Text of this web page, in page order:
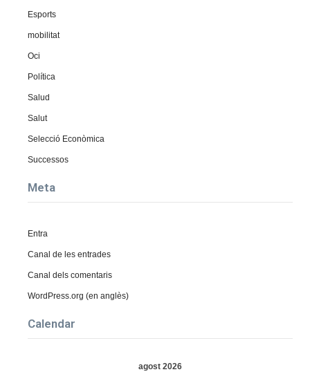
Esports
mobilitat
Oci
Política
Salud
Salut
Selecció Econòmica
Successos
Meta
Entra
Canal de les entrades
Canal dels comentaris
WordPress.org (en anglès)
Calendar
agost 2026